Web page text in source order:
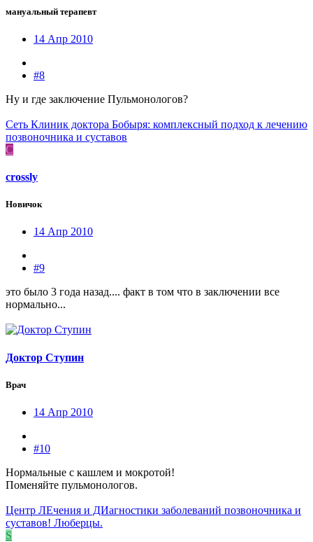
мануальный терапевт
14 Апр 2010
#8
Ну и где заключение Пульмонологов?
Сеть Клиник доктора Бобыря: комплексный подход к лечению
позвоночника и суставов
C
crossly
Новичок
14 Апр 2010
#9
это было 3 года назад.... факт в том что в заключении все
нормально...
Доктор Ступин
Врач
14 Апр 2010
#10
Нормальные с кашлем и мокротой!
Поменяйте пульмонологов.
Центр ЛЕчения и ДИагностики заболеваний позвоночника и
суставов! Люберцы.
S